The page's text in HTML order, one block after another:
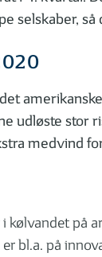
udløste stor
medvind
kølvandet på
bl.a. på